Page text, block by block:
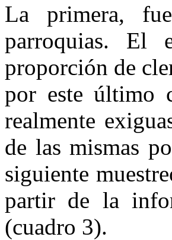
La primera,
parroquias. El
proporción de
por este último
realmente
de las mismas
siguiente
partir de la
(cuadro 3).